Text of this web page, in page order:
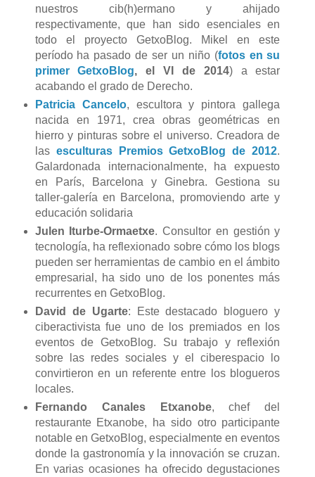
nuestros cib(h)ermano y ahijado
respectivamente, que han sido esenciales en
todo el proyecto GetxoBlog. Mikel en este
período ha pasado de ser un niño (fotos en su
primer GetxoBlog, el VI de 2014) a estar
acabando el grado de Derecho.
Patricia Cancelo, escultora y pintora gallega
nacida en 1971, crea obras geométricas en
hierro y pinturas sobre el universo. Creadora de
las esculturas Premios GetxoBlog de 2012.
Galardonada internacionalmente, ha expuesto
en París, Barcelona y Ginebra. Gestiona su
taller-galería en Barcelona, promoviendo arte y
educación solidaria
Julen Iturbe-Ormaetxe. Consultor en gestión y
tecnología, ha reflexionado sobre cómo los blogs
pueden ser herramientas de cambio en el ámbito
empresarial, ha sido uno de los ponentes más
recurrentes en GetxoBlog.
David de Ugarte: Este destacado bloguero y
ciberactivista fue uno de los premiados en los
eventos de GetxoBlog. Su trabajo y reflexión
sobre las redes sociales y el ciberespacio lo
convirtieron en un referente entre los blogueros
locales.
Fernando Canales Etxanobe, chef del
restaurante Etxanobe, ha sido otro participante
notable en GetxoBlog, especialmente en eventos
donde la gastronomía y la innovación se cruzan.
En varias ocasiones ha ofrecido degustaciones